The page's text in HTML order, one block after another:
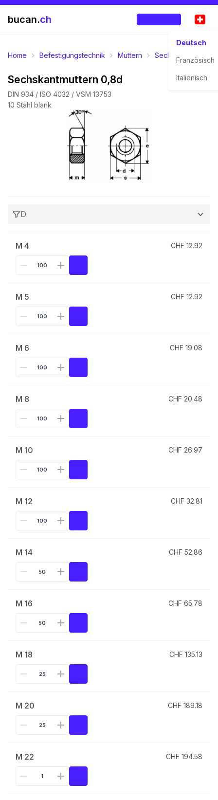
bucan.ch
Deutsch
Französisch
Italienisch
Home Befestigungstechnik Muttern Sechskantmuttern
Sechskantmuttern 0,8d
DIN 934 / ISO 4032 / VSM 13753
10 Stahl blank
D
M 4 CHF 12.92
M 5 CHF 12.92
M 6 CHF 19.08
M 8 CHF 20.48
M 10 CHF 26.97
M 12 CHF 32.81
M 14 CHF 52.86
M 16 CHF 65.78
M 18 CHF 135.13
M 20 CHF 189.18
M 22 CHF 194.58